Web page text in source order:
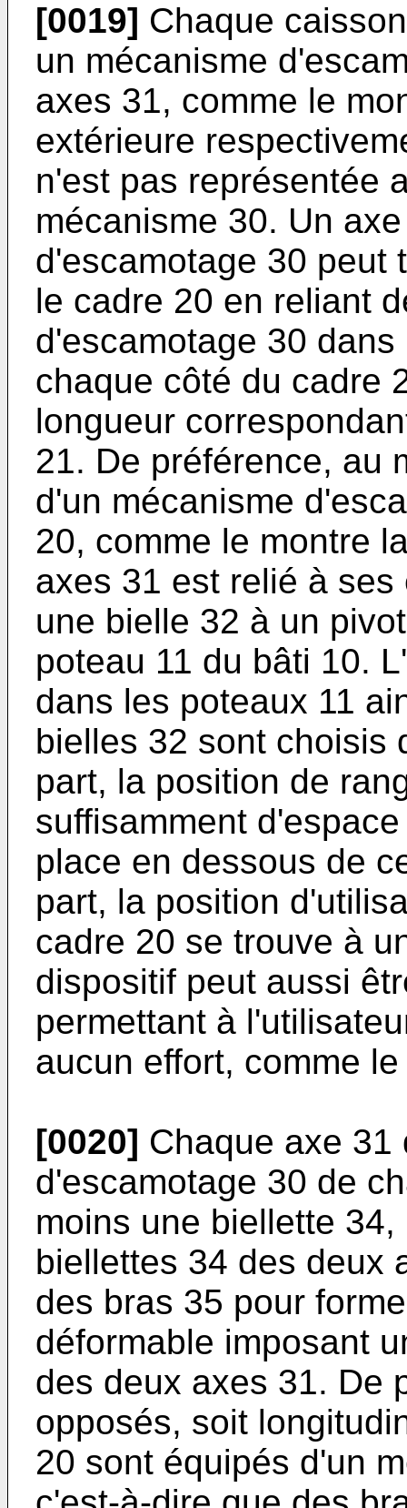
[0019] Chaque
un mécanisme
axes 31, comme le
extérieure
n'est pas représentée
mécanisme 30. Un
d'escamotage 30 peut
le cadre 20 en reliant
d'escamotage 30
chaque côté du cadre
longueur
21. De préférence, au
d'un mécanisme
20, comme le montre
axes 31 est relié à
une bielle 32 à un
poteau 11 du bâti 10.
dans les poteaux 11
bielles 32 sont choisis
part, la position de
suffisamment
place en dessous de
part, la position
cadre 20 se trouve à
dispositif peut aussi
permettant à
aucun effort, comme
[0020] Chaque axe 31
d'escamotage 30 de
moins une biellette
biellettes 34 des deux
des bras 35 pour
déformable imposant
des deux axes 31. De
opposés, soit
20 sont équipés d'un